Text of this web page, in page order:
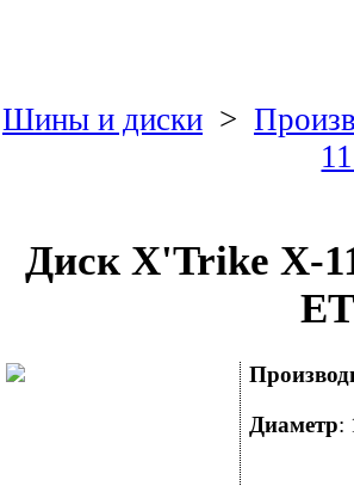
Шины и диски>
Диск X'Trike X-
Диаметр: